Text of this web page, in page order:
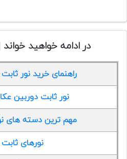
در ادامه خواهید
راهنمای خرید نور
نور ثابت دوربین
مهم ترین دسته های
نورهای ثابت LED